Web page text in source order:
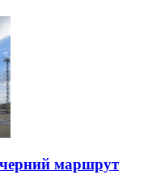
маршрут